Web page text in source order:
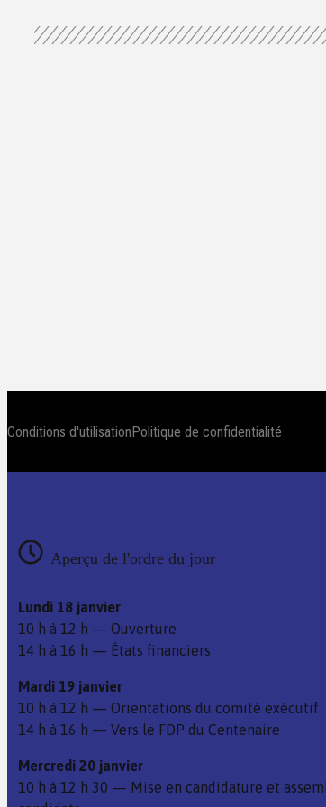
Conditions d'utilisationPolitique de confidentialité
Aperçu de l'ordre du jour
Lundi 18 janvier
10 h à 12 h — Ouverture
14 h à 16 h — États financiers
Mardi 19 janvier
10 h à 12 h — Orientations du comité exécutif
14 h à 16 h — Vers le FDP du Centenaire
Mercredi 20 janvier
10 h à 12 h 30 — Mise en candidature et